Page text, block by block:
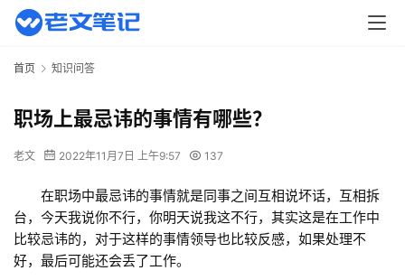
首页 知识问答
职场上最忌讳的事情有哪些？
老文 2022年11月7日 上午9:57 137
在职场中最忌讳的事情就是同事之间互相说坏话，互相拆
台，今天我说你不行，你明天说我这不行，其实这是在工作中
比较忌讳的，对于这样的事情领导也比较反感，如果处理不
好，最后可能还会丢了工作。